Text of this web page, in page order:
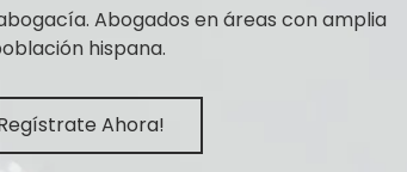
Abogados en áreas con amplia
hispana.
Ahora!